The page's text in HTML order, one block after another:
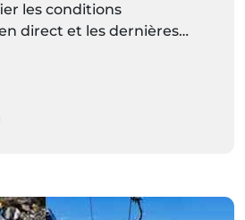
les conditions
direct et les dernières